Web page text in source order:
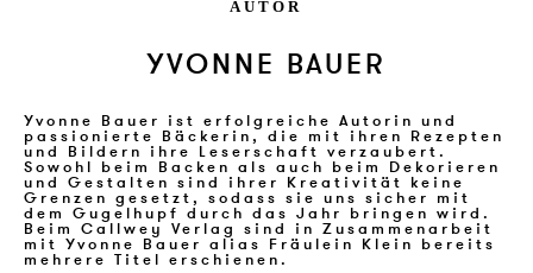
AUTOR
YVONNE BAUER
Yvonne Bauer ist erfolgreiche Autorin und
passionierte Bäckerin, die mit ihren Rezepten
und Bildern ihre Leserschaft verzaubert.
Sowohl beim Backen als auch beim Dekorieren
und Gestalten sind ihrer Kreativität keine
Grenzen gesetzt, sodass sie uns sicher mit
dem Gugelhupf durch das Jahr bringen wird.
Beim Callwey Verlag sind in Zusammenarbeit
mit Yvonne Bauer alias Fräulein Klein bereits
mehrere Titel erschienen.